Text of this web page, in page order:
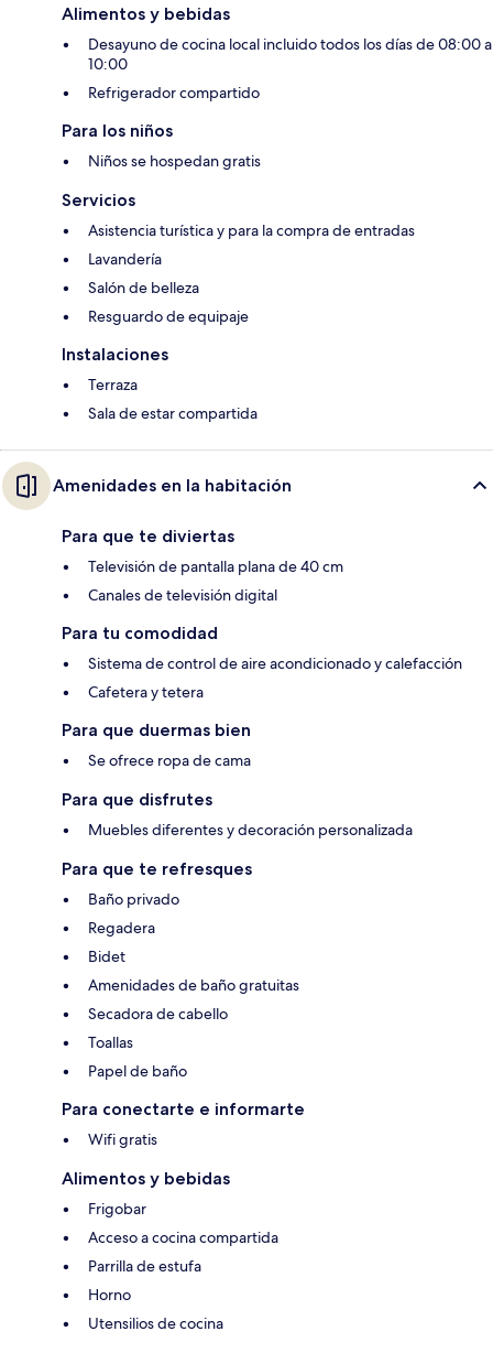
Alimentos y bebidas
Desayuno de cocina local incluido todos los días de 08:00 a
10:00
Refrigerador compartido
Para los niños
Niños se hospedan gratis
Servicios
Asistencia turística y para la compra de entradas
Lavandería
Salón de belleza
Resguardo de equipaje
Instalaciones
Terraza
Sala de estar compartida
Amenidades en la habitación
Para que te diviertas
Televisión de pantalla plana de 40 cm
Canales de televisión digital
Para tu comodidad
Sistema de control de aire acondicionado y calefacción
Cafetera y tetera
Para que duermas bien
Se ofrece ropa de cama
Para que disfrutes
Muebles diferentes y decoración personalizada
Para que te refresques
Baño privado
Regadera
Bidet
Amenidades de baño gratuitas
Secadora de cabello
Toallas
Papel de baño
Para conectarte e informarte
Wifi gratis
Alimentos y bebidas
Frigobar
Acceso a cocina compartida
Parrilla de estufa
Horno
Utensilios de cocina